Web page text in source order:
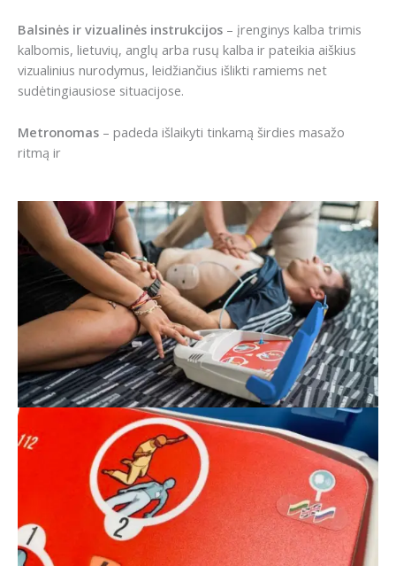
Balsinės ir vizualinės instrukcijos – įrenginys kalba trimis
kalbomis, lietuvių, anglų arba rusų kalba ir pateikia aiškius
vizualinius nurodymus, leidžiančius išlikti ramiems net
sudėtingiausiose situacijose.
Metronomas – padeda išlaikyti tinkamą širdies masažo
ritmą ir